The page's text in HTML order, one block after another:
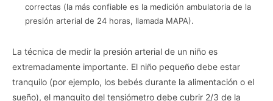
correctas (la más confiable es la medición ambulatoria de la
presión arterial de 24 horas, llamada MAPA).
La técnica de medir la presión arterial de un niño es
extremadamente importante. El niño pequeño debe estar
tranquilo (por ejemplo, los bebés durante la alimentación o el
sueño), el manguito del tensiómetro debe cubrir 2/3 de la